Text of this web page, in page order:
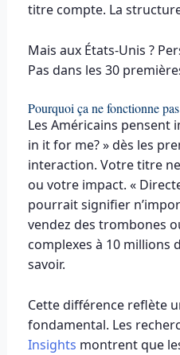
titre compte. La
Mais aux États-Unis ?
Pas dans les 30
Pourquoi ça ne fonctionne
Les Américains pensent
in it for me? » dès les
interaction. Votre titre
ou votre impact. «
pourrait signifier
vendez des trombones
complexes à 10 millions
savoir.
Cette différence reflète
fondamental. Les
Insights montrent que